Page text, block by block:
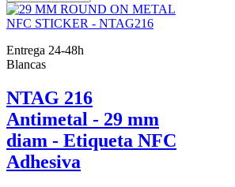
Entrega 24-48h
Blancas
NTAG 216
Antimetal - 29 mm
diam - Etiqueta NFC
Adhesiva